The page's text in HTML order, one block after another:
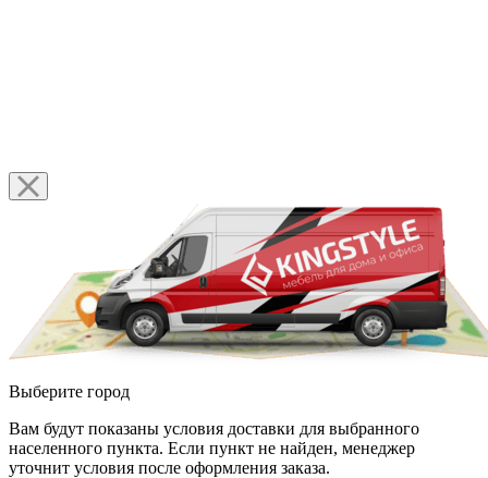
Выберите город
Вам будут показаны условия доставки для выбранного
населенного пункта. Если пункт не найден, менеджер
уточнит условия после оформления заказа.